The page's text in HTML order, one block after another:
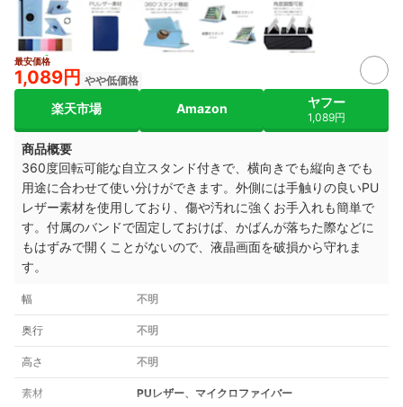
最安価格
1,089円 やや低価格
楽天市場 Amazon ヤフー
1,089円
商品概要
360度回転可能な自立スタンド付きで、横向きでも縦向きでも
用途に合わせて使い分けができます。外側には手触りの良いPU
レザー素材を使用しており、傷や汚れに強くお手入れも簡単で
す。付属のバンドで固定しておけば、かばんが落ちた際などに
もはずみで開くことがないので、液晶画面を破損から守れま
す。
幅 不明
奥行 不明
高さ 不明
素材 PUレザー、マイクロファイバー